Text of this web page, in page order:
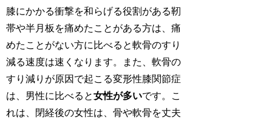
膝にかかる衝撃を和らげる役割がある靭
帯や半月板を痛めたことがある方は、痛
めたことがない方に比べると軟骨のすり
減る速度は速くなります。また、軟骨の
すり減りが原因で起こる変形性膝関節症
は、男性に比べると女性が多いです。こ
れは、閉経後の女性は、骨や軟骨を丈夫